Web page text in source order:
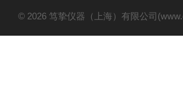
© 2026 笃挚仪器（上海）有限公司